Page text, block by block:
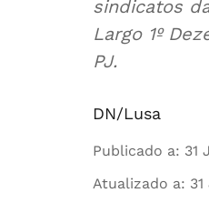
sindicatos
Largo 1º
PJ.
DN/Lusa
Publicado a: 31
Atualizado a: